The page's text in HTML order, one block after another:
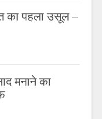
का पहला उसूल –
मनाने का